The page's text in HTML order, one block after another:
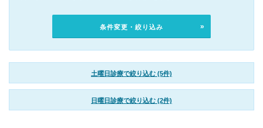
条件変更・絞り込み
土曜日診療で絞り込む (5件)
日曜日診療で絞り込む (2件)